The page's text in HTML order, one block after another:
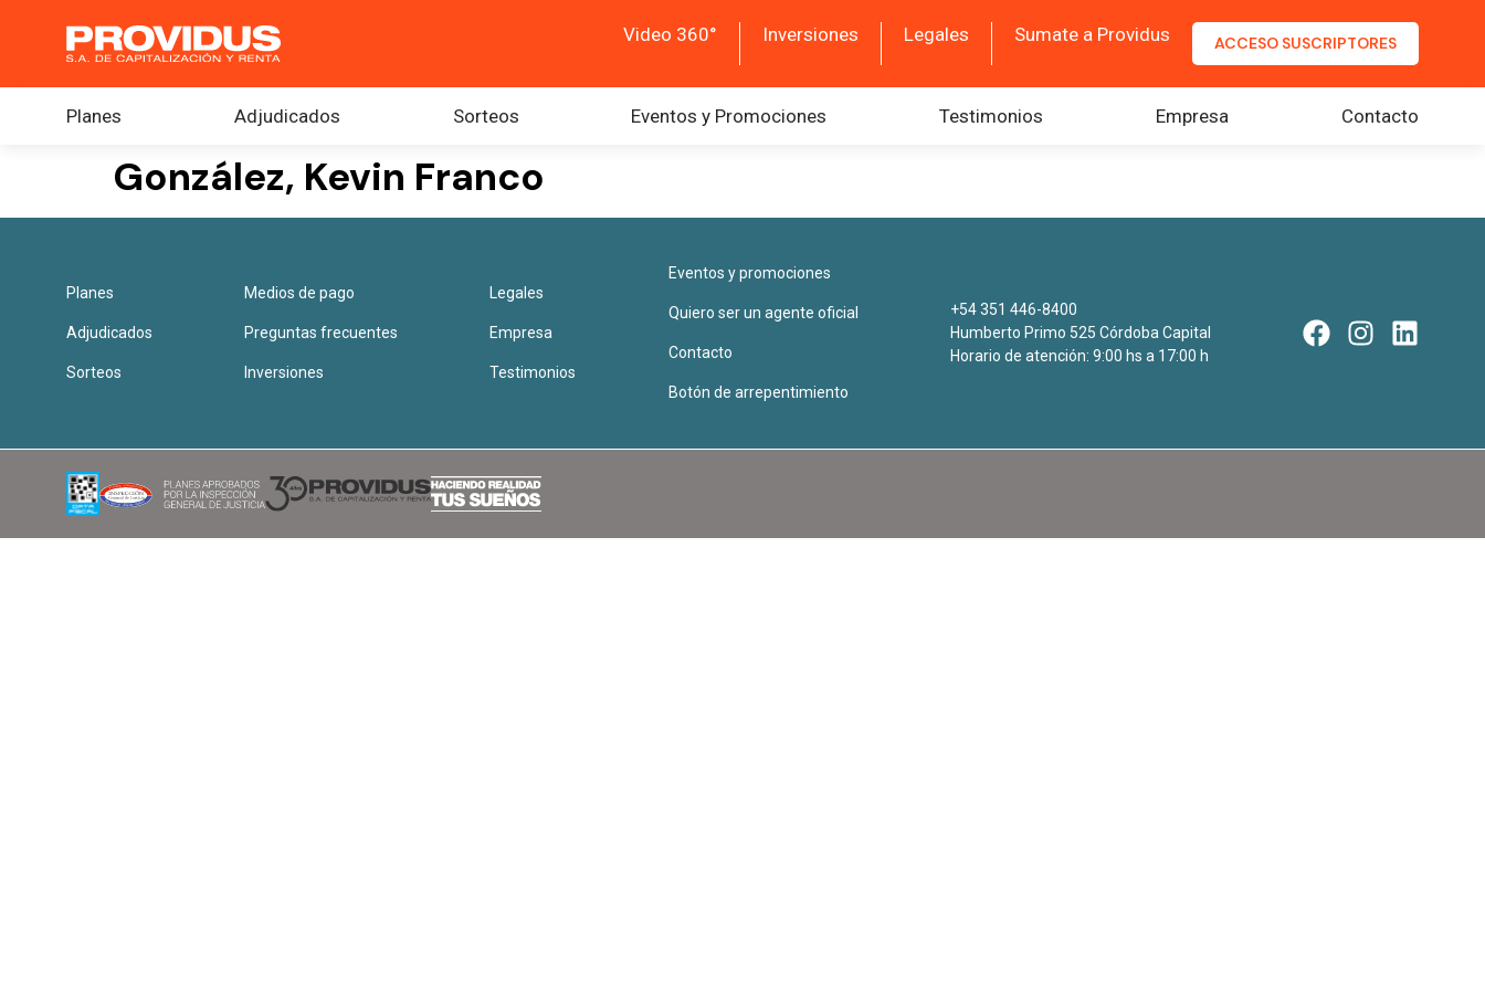
Video 360° Inversiones Legales Sumate a Providus ACCESO SUSCRIPTORES
Planes Adjudicados Sorteos Eventos y Promociones Testimonios Empresa Contacto
González, Kevin Franco
Planes
Adjudicados
Sorteos
Medios de pago
Preguntas frecuentes
Inversiones
Legales
Empresa
Testimonios
Eventos y promociones
Quiero ser un agente oficial
Contacto
Botón de arrepentimiento
+54 351 446-8400
Humberto Primo 525 Córdoba Capital
Horario de atención: 9:00 hs a 17:00 h